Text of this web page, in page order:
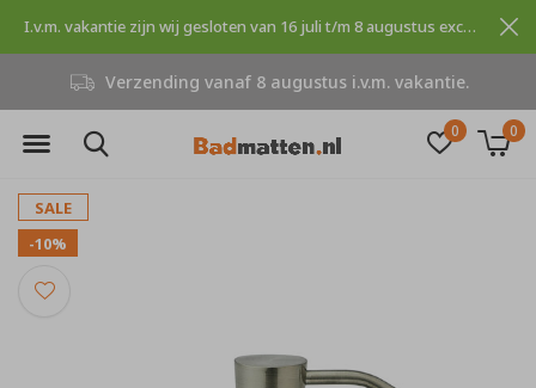
0 0
Verzending vanaf 8 augustus i.v.m. vakantie.
I.v.m. vakantie zijn wij gesloten van 16 juli t/m 8 augustus excuses voor dit ongemak.
SALE
-10%